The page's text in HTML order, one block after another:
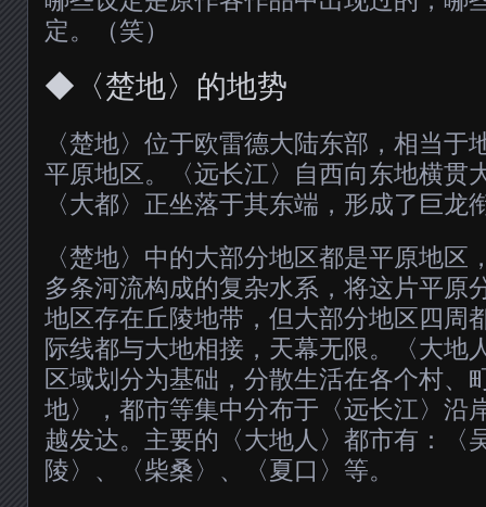
定。（笑）
◆〈楚地〉的地势
〈楚地〉位于欧雷德大陆东部，相当于
平原地区。〈远长江〉自西向东地横贯
〈大都〉正坐落于其东端，形成了巨龙
〈楚地〉中的大部分地区都是平原地区
多条河流构成的复杂水系，将这片平原
地区存在丘陵地带，但大部分地区四周
际线都与大地相接，天幕无限。〈大地
区域划分为基础，分散生活在各个村、
地〉，都市等集中分布于〈远长江〉沿
越发达。主要的〈大地人〉都市有：〈
陵〉、〈柴桑〉、〈夏口〉等。